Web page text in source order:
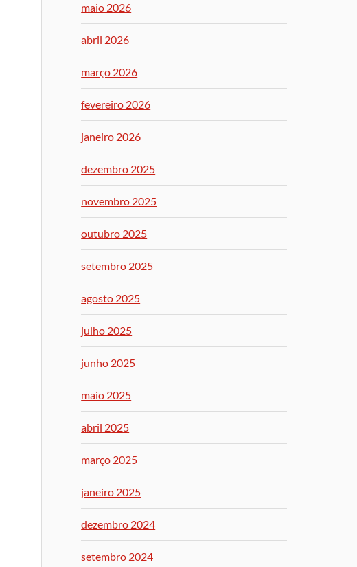
maio 2026
abril 2026
março 2026
fevereiro 2026
janeiro 2026
dezembro 2025
novembro 2025
outubro 2025
setembro 2025
agosto 2025
julho 2025
junho 2025
maio 2025
abril 2025
março 2025
janeiro 2025
dezembro 2024
setembro 2024